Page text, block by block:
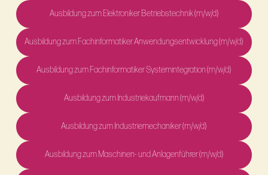
Ausbildung zum Elektroniker Betriebstechnik (m/w/d)
Ausbildung zum Fachinformatiker Anwendungsentwicklung (m/w/d)
Ausbildung zum Fachinformatiker Systemintegration (m/w/d)
Ausbildung zum Industriekaufmann (m/w/d)
Ausbildung zum Industriemechaniker (m/w/d)
Ausbildung zum Maschinen- und Anlagenführer (m/w/d)